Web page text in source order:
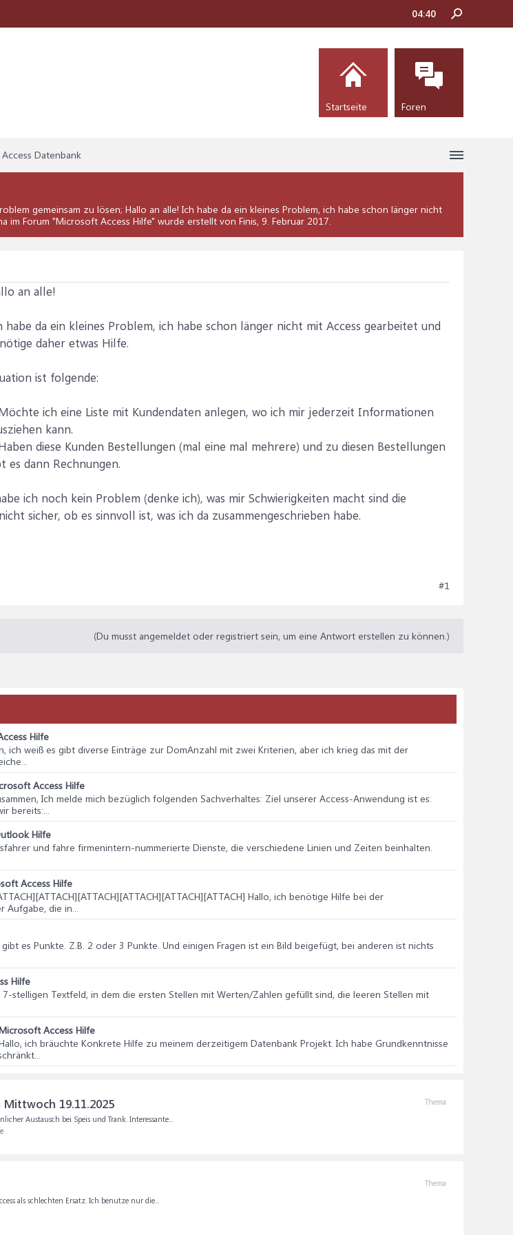
Datenbank
gemeinsam zu lösen; Hallo an alle! Ich habe da ein kleines Problem, ich habe schon länger nicht
im Forum "Microsoft Access Hilfe" wurde erstellt von Finis, 9. Februar 2017.
an alle!
habe da ein kleines Problem, ich habe schon länger nicht mit Access gearbeitet und
daher etwas Hilfe.
ist folgende:
ich eine Liste mit Kundendaten anlegen, wo ich mir jederzeit Informationen
kann.
diese Kunden Bestellungen (mal eine mal mehrere) und zu diesen Bestellungen
es dann Rechnungen.
ich noch kein Problem (denke ich), was mir Schwierigkeiten macht sind die
sicher, ob es sinnvoll ist, was ich da zusammengeschrieben habe.
#1
(Du musst angemeldet oder registriert sein, um eine Antwort erstellen zu können.)
Hilfe
ich weiß es gibt diverse Einträge zur DomAnzahl mit zwei Kriterien, aber ich krieg das mit der
Access Hilfe
Ich melde mich bezüglich folgenden Sachverhaltes: Ziel unserer Access-Anwendung ist es:
bereits:...
Hilfe
und fahre firmenintern-nummerierte Dienste, die verschiedene Linien und Zeiten beinhalten.
Access Hilfe
Hallo, ich benötige Hilfe bei der
Aufgabe, die in...
es Punkte. Z.B. 2 oder 3 Punkte. Und einigen Fragen ist ein Bild beigefügt, bei anderen ist nichts
Hilfe
stelligen Textfeld, in dem die ersten Stellen mit Werten/Zahlen gefüllt sind, die leeren Stellen mit
Access Hilfe
ich bräuchte Konkrete Hilfe zu meinem derzeitigem Datenbank Projekt. Ich habe Grundkenntnisse
Thema
Mittwoch 19.11.2025
Austausch bei Speis und Trank. Interessante...
Thema
als schlechten Ersatz. Ich benutze nur die...
04:40
Startseite Foren